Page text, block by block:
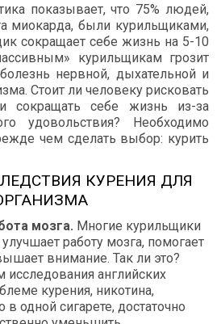
показывает,что 75% людей,
миокарда,были курильщиками,
сокращает себе жизнь на 5-10
» курильщикам грозит
болезнь нервной, дыхательной и
. Стоит ли человеку рисковать
и сокращать себе жизнь из-за
удовольствия? Необходимо
чем сделать выбор: курить
КУРЕНИЯ ДЛЯ
мозга. Многие курильщики
улучшает работу мозга, помогает
внимание. Так ли это?
исследования английских
курения, никотина,
в одной сигарете, достаточно